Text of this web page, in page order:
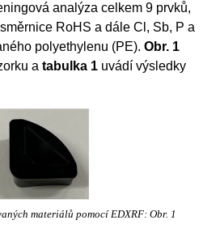
analýza celkem 9 prvků,
RoHS a dále Cl, Sb, P a
polyethylenu (PE). Obr. 1
a tabulka 1 uvádí výsledky
materiálů pomocí EDXRF: Obr. 1